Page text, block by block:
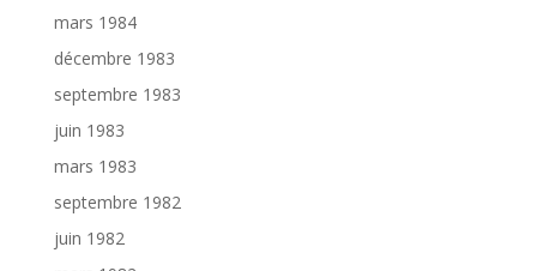
mars 1984
décembre 1983
septembre 1983
juin 1983
mars 1983
septembre 1982
juin 1982